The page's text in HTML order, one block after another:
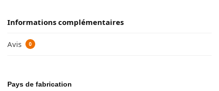
Informations complémentaires
Avis 0
Pays de fabrication